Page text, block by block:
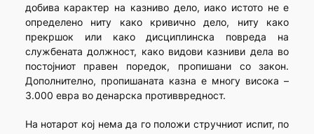
добива карактер на казниво дело, иако истото не е
определено ниту како кривично дело, ниту како
прекршок или како дисциплинска повреда на
службената должност, како видови казниви дела во
постојниот правен поредок, пропишани со закон.
Дополнително, пропишаната казна е многу висока –
3.000 евра во денарска противвредност.
На нотарот кој нема да го положи стручниот испит, по